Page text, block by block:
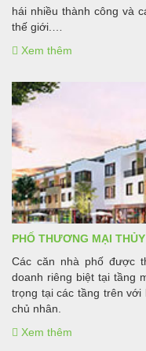
hái nhiều thành công và
thế giới.
Sự ra mắt thương hiệu
hiệu cao cấp của
xa xỉ đi kèm với những
chất lượng 5 sao quốc tế
Xem thêm
PHỐ THƯƠNG MẠI
Các căn nhà phố được
doanh riêng biệt tại tầng
trọng tại các tầng trên
chủ nhân.
Xem thêm